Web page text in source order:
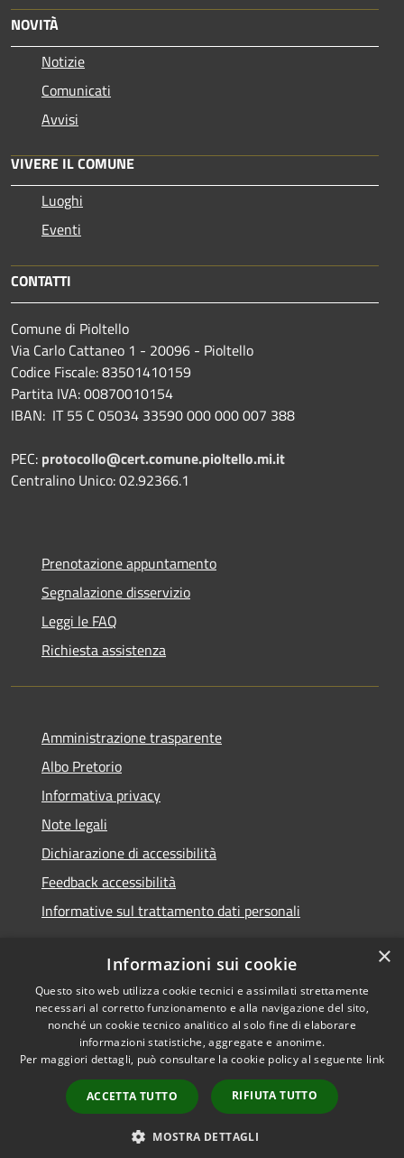
NOVITÀ
Notizie
Comunicati
Avvisi
VIVERE IL COMUNE
Luoghi
Eventi
CONTATTI
Comune di Pioltello
Via Carlo Cattaneo 1 - 20096 - Pioltello
Codice Fiscale: 83501410159
Partita IVA: 00870010154
IBAN: IT 55 C 05034 33590 000 000 007 388
PEC: protocollo@cert.comune.pioltello.mi.it
Centralino Unico: 02.92366.1
Prenotazione appuntamento
Segnalazione disservizio
Leggi le FAQ
Richiesta assistenza
Amministrazione trasparente
Albo Pretorio
Informativa privacy
Note legali
Dichiarazione di accessibilità
Feedback accessibilità
Informative sul trattamento dati personali
RSS
Accessibilità
Cookie
Mappa del sito
Informativa trattamento
Copyright © 2026 • Comune di
Pioltello • Powered by
Municipium•Accesso
redazione
×
Informazioni sui cookie
Questo sito web utilizza cookie tecnici e assimilati strettamente
necessari al corretto funzionamento e alla navigazione del sito,
nonché un cookie tecnico analitico al solo fine di elaborare
informazioni statistiche, aggregate e anonime.
Per maggiori dettagli, può consultare la cookie policy al seguente link
ACCETTA TUTTO RIFIUTA TUTTO
MOSTRA DETTAGLI